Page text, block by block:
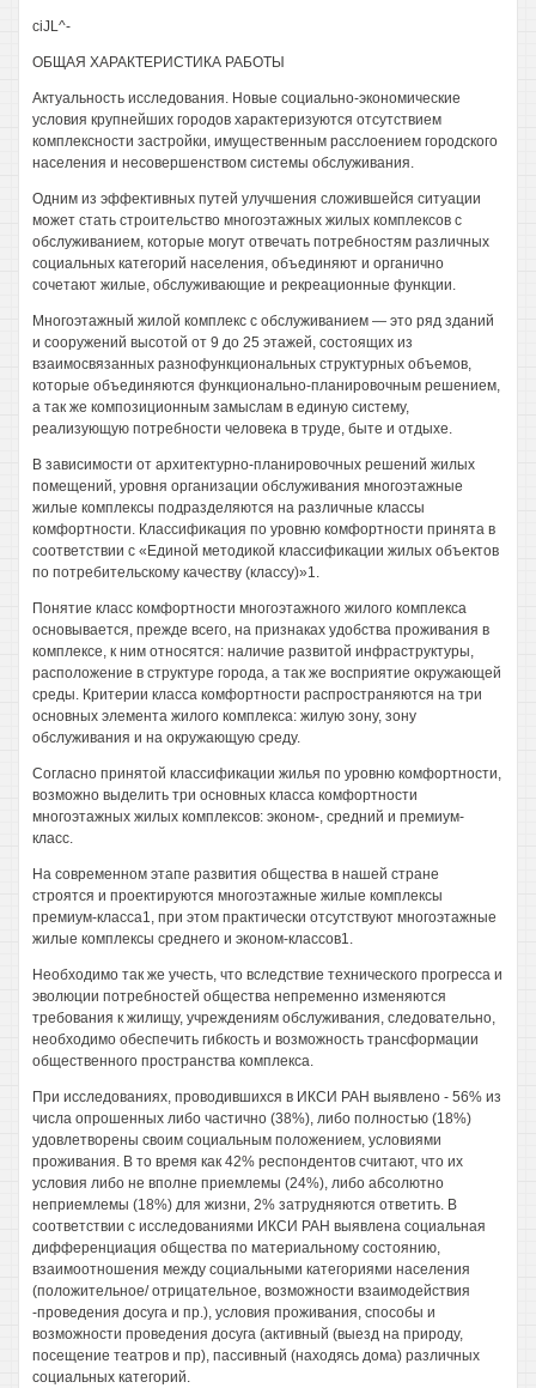
сiJL^-
ОБЩАЯ ХАРАКТЕРИСТИКА РАБОТЫ
Актуальность исследования. Новые социально-экономические
условия крупнейших городов характеризуются отсутствием
комплексности застройки, имущественным расслоением городского
населения и несовершенством системы обслуживания.
Одним из эффективных путей улучшения сложившейся ситуации
может стать строительство многоэтажных жилых комплексов с
обслуживанием, которые могут отвечать потребностям различных
социальных категорий населения, объединяют и органично
сочетают жилые, обслуживающие и рекреационные функции.
Многоэтажный жилой комплекс с обслуживанием — это ряд зданий
и сооружений высотой от 9 до 25 этажей, состоящих из
взаимосвязанных разнофункциональных структурных объемов,
которые объединяются функционально-планировочным решением,
а так же композиционным замыслам в единую систему,
реализующую потребности человека в труде, быте и отдыхе.
В зависимости от архитектурно-планировочных решений жилых
помещений, уровня организации обслуживания многоэтажные
жилые комплексы подразделяются на различные классы
комфортности. Классификация по уровню комфортности принята в
соответствии с «Единой методикой классификации жилых объектов
по потребительскому качеству (классу)»1.
Понятие класс комфортности многоэтажного жилого комплекса
основывается, прежде всего, на признаках удобства проживания в
комплексе, к ним относятся: наличие развитой инфраструктуры,
расположение в структуре города, а так же восприятие окружающей
среды. Критерии класса комфортности распространяются на три
основных элемента жилого комплекса: жилую зону, зону
обслуживания и на окружающую среду.
Согласно принятой классификации жилья по уровню комфортности,
возможно выделить три основных класса комфортности
многоэтажных жилых комплексов: эконом-, средний и премиум-
класс.
На современном этапе развития общества в нашей стране
строятся и проектируются многоэтажные жилые комплексы
премиум-класса1, при этом практически отсутствуют многоэтажные
жилые комплексы среднего и эконом-классов1.
Необходимо так же учесть, что вследствие технического прогресса и
эволюции потребностей общества непременно изменяются
требования к жилищу, учреждениям обслуживания, следовательно,
необходимо обеспечить гибкость и возможность трансформации
общественного пространства комплекса.
При исследованиях, проводившихся в ИКСИ РАН выявлено - 56% из
числа опрошенных либо частично (38%), либо полностью (18%)
удовлетворены своим социальным положением, условиями
проживания. В то время как 42% респондентов считают, что их
условия либо не вполне приемлемы (24%), либо абсолютно
неприемлемы (18%) для жизни, 2% затрудняются ответить. В
соответствии с исследованиями ИКСИ РАН выявлена социальная
дифференциация общества по материальному состоянию,
взаимоотношения между социальными категориями населения
(положительное/ отрицательное, возможности взаимодействия
-проведения досуга и пр.), условия проживания, способы и
возможности проведения досуга (активный (выезд на природу,
посещение театров и пр), пассивный (находясь дома) различных
социальных категорий.